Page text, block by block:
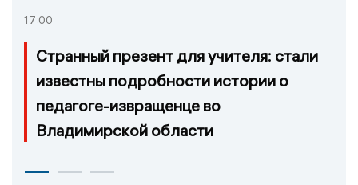
17:00
Странный презент для учителя: стали
известны подробности истории о
педагоге-извращенце во
Владимирской области